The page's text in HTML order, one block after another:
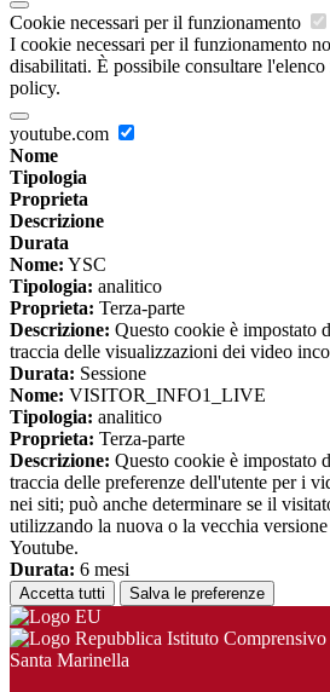
Cookie necessari per il funzionamento
I cookie necessari per il funzionamento
disabilitati. È possibile consultare
policy.
youtube.com
Nome
Tipologia
Proprieta
Descrizione
Durata
Nome: YSC
Tipologia: analitico
Proprieta: Terza-parte
Descrizione: Questo cookie è impostato
traccia delle visualizzazioni dei video
Durata: Sessione
Nome: VISITOR_INFO1_LIVE
Tipologia: analitico
Proprieta: Terza-parte
Descrizione: Questo cookie è impostato
traccia delle preferenze dell'utente per i
nei siti; può anche determinare se il
utilizzando la nuova o la vecchia
Youtube.
Durata: 6 mesi
Accetta tutti Salva le preferenze
Istituto
Santa Marinella